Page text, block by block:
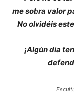
me sobra valor
No olvidéis
¡Algún día